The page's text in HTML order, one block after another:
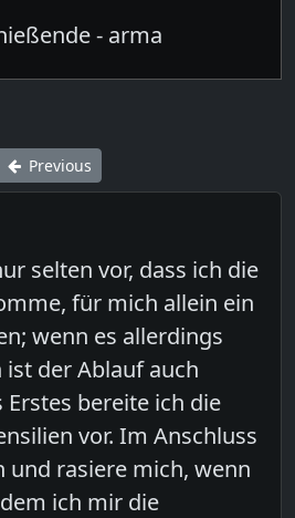
- arma
Previous
selten vor, dass ich die
für mich allein ein
wenn es allerdings
der Ablauf auch
bereite ich die
vor. Im Anschluss
und rasiere mich, wenn
ich mir die